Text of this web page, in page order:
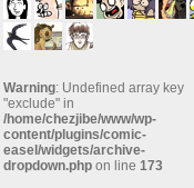
Warning: Undefined array key
"exclude" in
/home/chezjibe/www/wp-
content/plugins/comic-
easel/widgets/archive-
dropdown.php on line 173